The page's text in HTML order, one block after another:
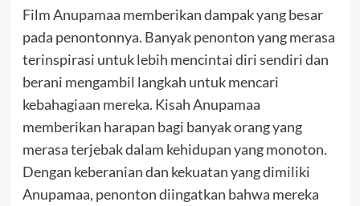
Film Anupamaa memberikan dampak yang besar
pada penontonnya. Banyak penonton yang merasa
terinspirasi untuk lebih mencintai diri sendiri dan
berani mengambil langkah untuk mencari
kebahagiaan mereka. Kisah Anupamaa
memberikan harapan bagi banyak orang yang
merasa terjebak dalam kehidupan yang monoton.
Dengan keberanian dan kekuatan yang dimiliki
Anupamaa, penonton diingatkan bahwa mereka